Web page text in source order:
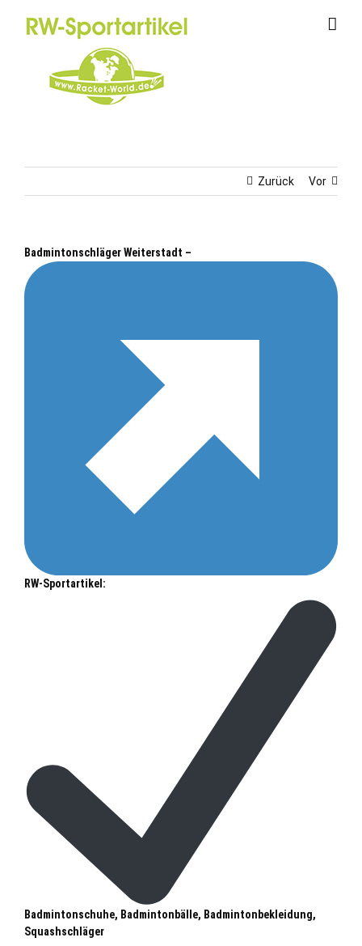
Zurück Vor
Badmintonschläger Weiterstadt –
RW-Sportartikel:
Badmintonschuhe, Badmintonbälle, Badmintonbekleidung,
Squashschläger